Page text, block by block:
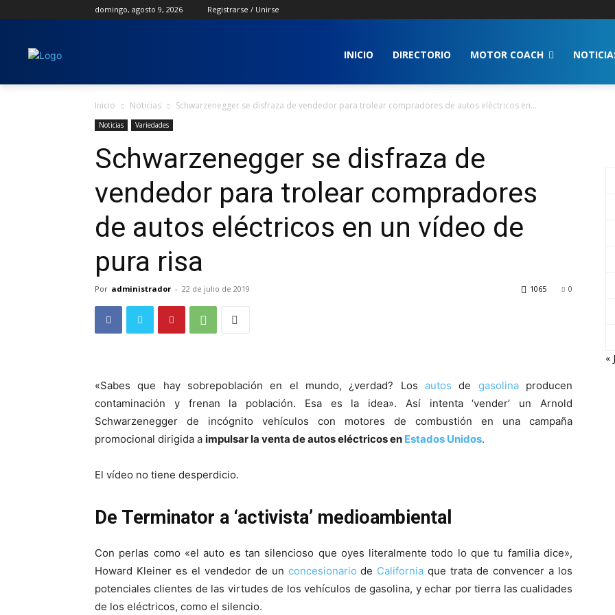
domingo, agosto 9, 2026 Registrarse / Unirse
INICIO DIRECTORIO MOTOR COACH
Inicio Noticias Schwarzenegger se disfraza de vendedor para trolear compradores de autos eléctricos en...
Noticias Variedades
Schwarzenegger se disfraza de
vendedor para trolear compradores
de autos eléctricos en un vídeo de
pura risa
Por administrador - 22 de julio de 2019 0
1065
«Sabes que hay sobrepoblación en el mundo, ¿verdad? Los autos de gasolinaproducen
contaminación y frenan la población. Esa es la idea». Así intenta ‘vender’ un Arnold
Schwarzenegger de incógnito vehículos con motores de combustión en una campaña
promocional dirigida a impulsar la venta de autos eléctricos en Estados Unidos.
El vídeo no tiene desperdicio.
De Terminator a ‘activista’ medioambiental
Con perlas como «el auto es tan silencioso que oyes literalmente todo lo que tu familia dice»,
Howard Kleiner es el vendedor de un concesionario de California que trata de convencer a los
potenciales clientes de las virtudes de los vehículos de gasolina, y echar por tierra las cualidades
de los eléctricos, como el silencio.
«